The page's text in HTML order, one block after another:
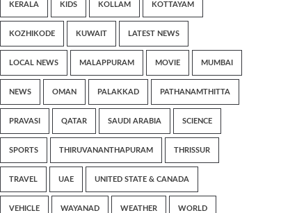
KERALA KIDS KOLLAM KOTTAYAM
KOZHIKODE KUWAIT LATEST NEWS
LOCAL NEWS MALAPPURAM MOVIE MUMBAI
NEWS OMAN PALAKKAD PATHANAMTHITTA
PRAVASI QATAR SAUDI ARABIA SCIENCE
SPORTS THIRUVANANTHAPURAM THRISSUR
TRAVEL UAE UNITED STATE & CANADA
VEHICLE WAYANAD WEATHER WORLD